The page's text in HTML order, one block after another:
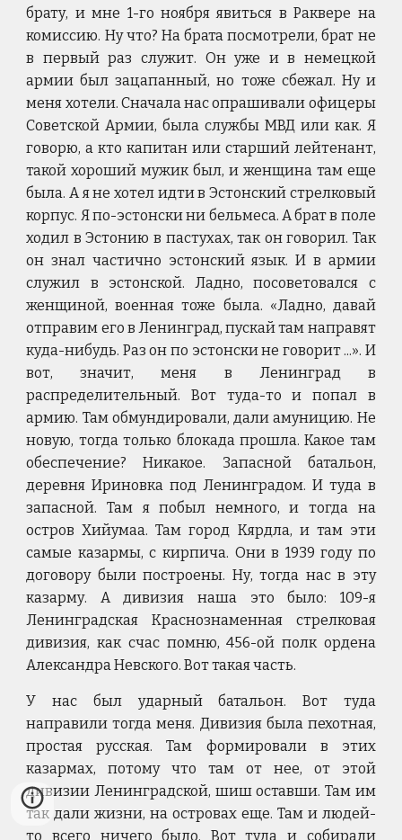
брату, и мне 1-го ноября явиться в Раквере на
комиссию. Ну что? На брата посмотрели, брат не
в первый раз служит. Он уже и в немецкой
армии был зацапанный, но тоже сбежал. Ну и
меня хотели. Сначала нас опрашивали офицеры
Советской Армии, была службы МВД или как. Я
говорю, а кто капитан или старший лейтенант,
такой хороший мужик был, и женщина там еще
была. А я не хотел идти в Эстонский стрелковый
корпус. Я по-эстонски ни бельмеса. А брат в поле
ходил в Эстонию в пастухах, так он говорил. Так
он знал частично эстонский язык. И в армии
служил в эстонской. Ладно, посоветовался с
женщиной, военная тоже была. «Ладно, давай
отправим его в Ленинград, пускай там направят
куда-нибудь. Раз он по эстонски не говорит ...». И
вот, значит, меня в Ленинград в
распределительный. Вот туда-то и попал в
армию. Там обмундировали, дали амуницию. Не
новую, тогда только блокада прошла. Какое там
обеспечение? Никакое. Запасной батальон,
деревня Ириновка под Ленинградом. И туда в
запасной. Там я побыл немного, и тогда на
остров Хийумаа. Там город Кярдла, и там эти
самые казармы, с кирпича. Они в 1939 году по
договору были построены. Ну, тогда нас в эту
казарму. А дивизия наша это было: 109-я
Ленинградская Краснознаменная стрелковая
дивизия, как счас помню, 456-ой полк ордена
Александра Невского. Вот такая часть.
У нас был ударный батальон. Вот туда
направили тогда меня. Дивизия была пехотная,
простая русская. Там формировали в этих
казармах, потому что там от нее, от этой
дивизии Ленинградской, шиш оставши. Там им
так дали жизни, на островах еще. Там и людей-
то всего ничего было. Вот туда и собирали